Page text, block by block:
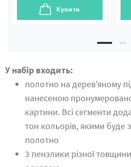
Купити
У набір входить:
полотно на дерев'яному
нанесеною
картини. Всі сегменти
тон кольорів, якими буде
полотно
3 пензлики різної